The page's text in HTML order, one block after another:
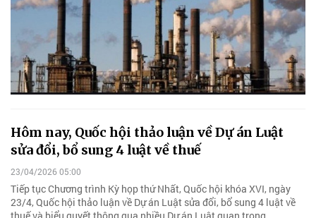
Hôm nay, Quốc hội thảo luận về Dự án Luật
sửa đổi, bổ sung 4 luật về thuế
23/04/2026 05:00
Tiếp tục Chương trình Kỳ họp thứ Nhất, Quốc hội khóa XVI, ngày
23/4, Quốc hội thảo luận về Dự án Luật sửa đổi, bổ sung 4 luật về